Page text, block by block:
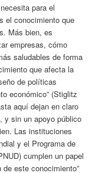
para el
el conocimiento que
Más bien, es
empresas, cómo
saludables de forma
que afecta la
de políticas
económico” (Stiglitz
aquí dejan en claro
y sin un apoyo público
Las instituciones
y el Programa de
cumplen un papel
este conocimiento”